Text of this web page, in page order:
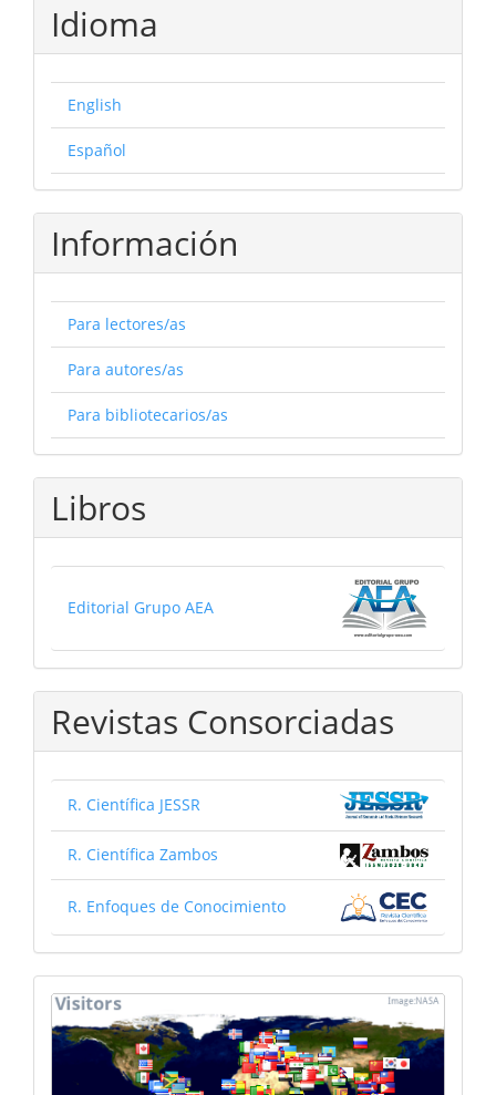
Idioma
English
Español
Información
Para lectores/as
Para autores/as
Para bibliotecarios/as
Libros
Editorial Grupo AEA
Revistas Consorciadas
R. Científica JESSR
R. Científica Zambos
R. Enfoques de Conocimiento
mapa